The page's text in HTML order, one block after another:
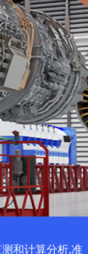
和计算分析,准